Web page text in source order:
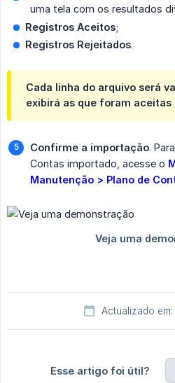
uma tela com os resultados
Registros Aceitos;
Registros Rejeitados.
Cada linha do arquivo será
exibirá as que foram aceitas
Confirme a importação.
Contas importado, acesse o
Manutenção > Plano de
Actualizado
Esse artigo foi útil?